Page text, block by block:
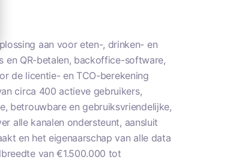
aan voor eten-, drinken- en
en QR-betalen, backoffice-software,
de licentie- en TCO-berekening
circa 400 actieve gebruikers,
betrouwbare en gebruiksvriendelijke,
alle kanalen ondersteunt, aansluit
en het eigenaarschap van alle data
van €1.500.000 tot